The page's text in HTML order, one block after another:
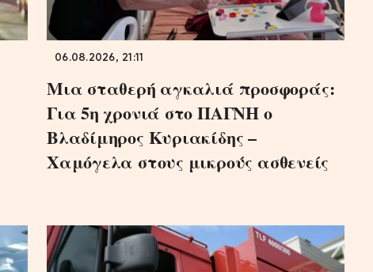
06.08.2026, 21:11
Μια σταθερή αγκαλιά προσφοράς:
Για 5η χρονιά στο ΠΑΓΝΗ ο
Βλαδίμηρος Κυριακίδης –
Χαμόγελα στους μικρούς ασθενείς